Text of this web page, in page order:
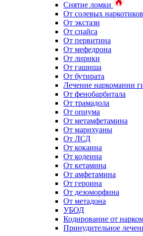
Снятие ломки
От солевых наркотиков
От экстази
От спайса
От первитина
От мефедрона
От лирики
От гашиша
От бутирата
Лечение наркомании
От фенобарбитала
От трамадола
От опиума
От метамфетамина
От марихуаны
От ЛСД
От кокаина
От кодеина
От кетамина
От амфетамина
От героина
От дезоморфина
От метадона
УБОД
Кодирование от
Принудительное